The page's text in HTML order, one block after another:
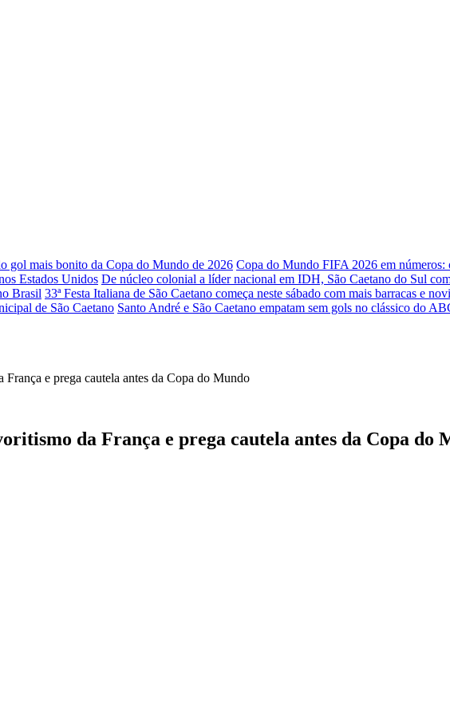
gol mais bonito da Copa do Mundo de 2026 Copa do Mundo FIFA 2026 em números:
Estados Unidos De núcleo colonial a líder nacional em IDH, São Caetano do Sul
Brasil 33ª Festa Italiana de São Caetano começa neste sábado com mais barracas e
de São Caetano Santo André e São Caetano empatam sem gols no clássico do
da França e prega cautela antes da Copa do